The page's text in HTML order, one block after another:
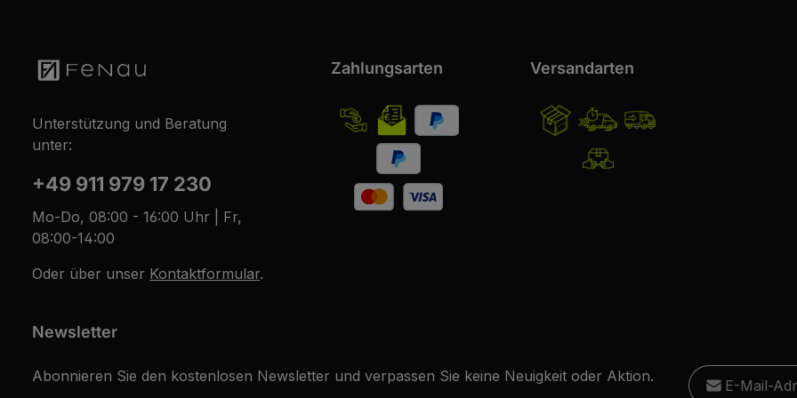
Unterstützung und Beratung
unter:
+49 911 979 17 230
Mo-Do, 08:00 - 16:00 Uhr | Fr,
08:00-14:00
Oder über unser Kontaktformular.
Zahlungsarten Versandarten
Newsletter
Abonnieren Sie den kostenlosen Newsletter und verpassen Sie keine Neuigkeit oder Aktion. E-Mail-